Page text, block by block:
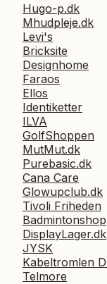
Hugo-p.dk
Mhudpleje.dk
Levi's
Bricksite
Designhome
Faraos
Ellos
Identiketter
ILVA
GolfShoppen
MutMut.dk
Purebasic.dk
Cana Care
Glowupclub.dk
Tivoli Friheden
DisplayLager.dk
JYSK
Kabeltromlen
Telmore